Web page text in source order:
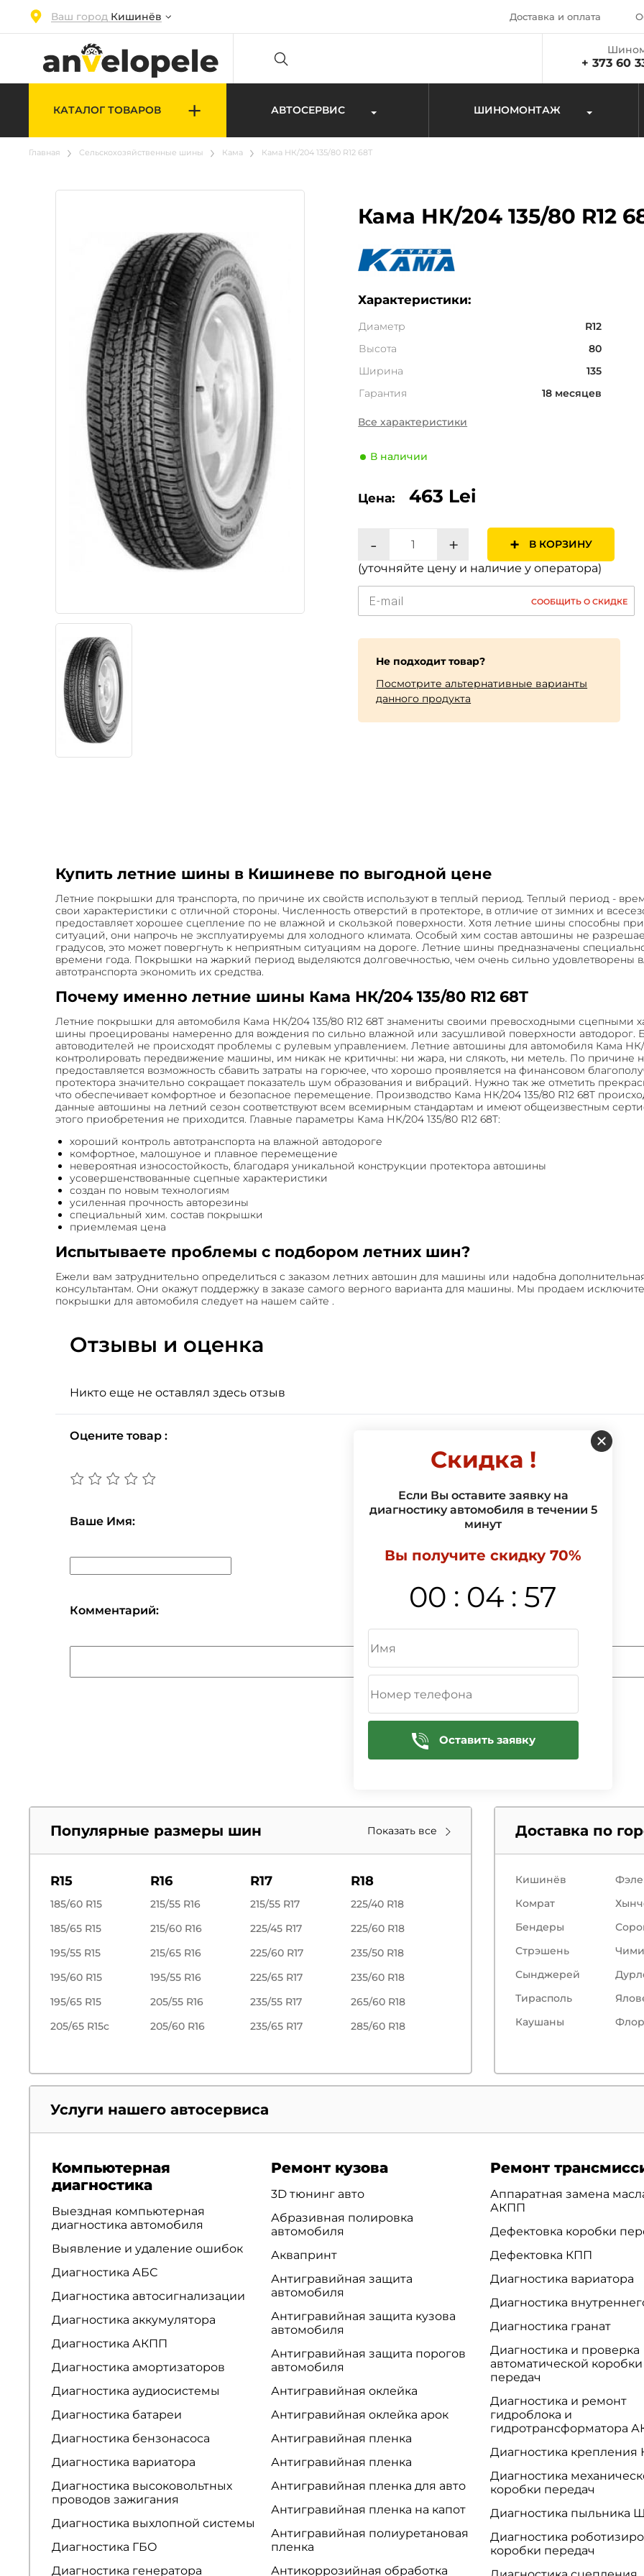
Ваш город Кишинёв Доставка и оплата
+ 373 60
КАТАЛОГ ТОВАРОВ + АВТОСЕРВИС ШИНОМОНТАЖ
Главная Cельскохозяйственные шины Кама Кама НК/204 135/80 R12 68T
Кама НК/204 135/80 R12
Характеристики:
Диаметр
R12
Высота
80
Ширина
135
Гарантия
18 месяцев
Страна
расположению на оси
Сезонность
Легковой
Индекс нагрузки
68 (315кг)
Все характеристики
В наличии
Цена: 463 Lei
- + + В КОРЗИНУ
(уточняйте цену и наличие у оператора)
СООБЩИТЬ О СКИДКЕ
Не подходит товар?
Посмотрите альтернативные варианты
данного продукта
Купить летние шины в Кишиневе по выгодной цене
Летние покрышки для транспорта, по причине их свойств используют в теплый период. Теплый период -
свои характеристики с отличной стороны. Численность отверстий в протекторе, в отличие от зимних и
предоставляет хорошее сцепление по не влажной и скользкой поверхности. Хотя летние шины способны
ситуаций, они напрочь не эксплуатируемы для холодного климата. Особый хим состав автошины не
градусов, это может повергнуть к неприятным ситуациям на дороге. Летние шины предназначены
времени года. Покрышки на жаркий период выделяются долговечностью, чем очень сильно удовлетворены
автотранспорта экономить их средства.
Почему именно летние шины Кама НК/204 135/80 R12 68T
Летние покрышки для автомобиля Кама НК/204 135/80 R12 68T знамениты своими превосходными сцепными
шины проецированы намеренно для вождения по сильно влажной или засушливой поверхности автодорог.
автоводителей не происходят проблемы с рулевым управлением. Летние автошины для автомобиля Кама НК/
контролировать передвижение машины, им никак не критичны: ни жара, ни слякоть, ни метель. По причине
предоставляется возможность сбавить затраты на горючее, что хорошо проявляется на финансовом
протектора значительно сокращает показатель шум образования и вибраций. Нужно так же отметить
что обеспечивает комфортное и безопасное перемещение. Производство Кама НК/204 135/80 R12 68T
данные автошины на летний сезон соответствуют всем всемирным стандартам и имеют общеизвестным
этого приобретения не приходится. Главные параметры Кама НК/204 135/80 R12 68T:
хороший контроль автотранспорта на влажной автодороге
комфортное, малошуное и плавное перемещение
невероятная износостойкость, благодаря уникальной конструкции протектора автошины
усовершенствованные сцепные характеристики
создан по новым технологиям
усиленная прочность авторезины
специальный хим. состав покрышки
приемлемая цена
Испытываете проблемы с подбором летних шин?
Ежели вам затруднительно определиться с заказом летних автошин для машины или надобна
консультантам. Они окажут поддержку в заказе самого верного варианта для машины. Мы продаем
покрышки для автомобиля следует на нашем сайте .
Отзывы и оценка
Никто еще не оставлял здесь отзыв
Оцените товар :
Ваше Имя:
Комментарий:
ДОБАВИТЬ
Популярные размеры шин Показать все
R15
185/60 R15
185/65 R15
195/55 R15
195/60 R15
195/65 R15
205/65 R15c
R16
215/55 R16
215/60 R16
215/65 R16
195/55 R16
205/55 R16
205/60 R16
R17
215/55 R17
225/45 R17
225/60 R17
225/65 R17
235/55 R17
235/65 R17
R18
225/40 R18
225/60 R18
235/50 R18
235/60 R18
265/60 R18
285/60 R18
Доставка по
Кишинёв
Комрат
Бендеры
Стрэшень
Сынджерей
Тирасполь
Каушаны
Услуги нашего автосервиса
Компьютерная
диагностика
Выездная компьютерная
диагностика автомобиля
Выявление и удаление ошибок
Диагностика АБС
Диагностика автосигнализации
Диагностика аккумулятора
Диагностика АКПП
Диагностика амортизаторов
Диагностика аудиосистемы
Диагностика батареи
Диагностика бензонасоса
Диагностика вариатора
Диагностика высоковольтных
проводов зажигания
Диагностика выхлопной системы
Диагностика ГБО
Диагностика генератора
Ремонт кузова
3D тюнинг авто
Абразивная полировка
автомобиля
Аквапринт
Антигравийная защита
автомобиля
Антигравийная защита кузова
автомобиля
Антигравийная защита порогов
автомобиля
Антигравийная оклейка
Антигравийная оклейка арок
Антигравийная пленка
Антигравийная пленка
Антигравийная пленка для авто
Антигравийная пленка на капот
Антигравийная полиуретановая
пленка
Антикоррозийная обработка
Ремонт
Аппаратная замена
АКПП
Дефектовка коробки
Дефектовка КПП
Диагностика вариатора
Диагностика
Диагностика гранат
Диагностика и проверка
автоматической коробки
передач
Диагностика и ремонт
гидроблока и
гидротрансформатора
Диагностика крепления
Диагностика
коробки передач
Диагностика пыльника
Диагностика
коробки передач
Скидка !
Если Вы оставите заявку на
диагностику автомобиля в течении 5
минут
Вы получите скидку 70%
00 : 04 : 57
Оставить заявку